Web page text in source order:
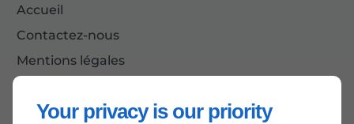
Your privacy is our priority
Accueil
Contactez-nous
Mentions légales